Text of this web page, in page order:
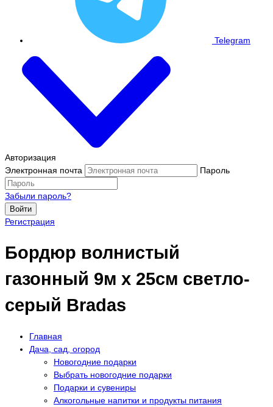
Telegram
Авторизация
Электронная почта
Пароль
Забыли пароль?
Войти
Регистрация
Бордюр волнистый
газонный 9м х 25см светло-
серый Bradas
Главная
Дача, сад, огород
Новогодние подарки
Выбрать новогодние подарки
Подарки и сувениры
Алкогольные напитки и продукты питания